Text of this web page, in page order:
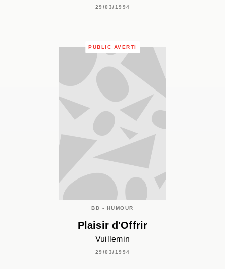
29/03/1994
PUBLIC AVERTI
BD - HUMOUR
Plaisir d'Offrir
Vuillemin
29/03/1994